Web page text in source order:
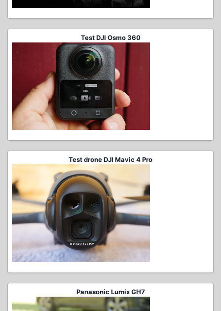
Test DJI Osmo 360
Test drone DJI Mavic 4 Pro
Panasonic Lumix GH7